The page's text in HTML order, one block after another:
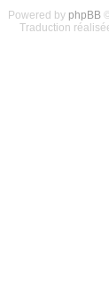
Powered by phpBB©
Traduction